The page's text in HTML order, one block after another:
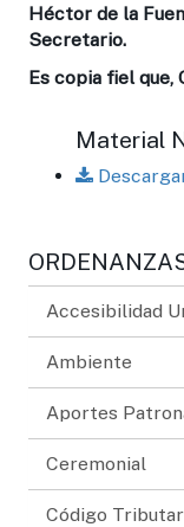
Héctor de la
Secretario.
Es copia fiel que,
Material
Accesibilidad
Ambiente
Aportes
Ceremonial
Código